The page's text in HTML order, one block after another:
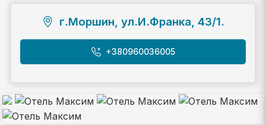
г.Моршин, ул.И.Франка, 43/1.
+380960036005